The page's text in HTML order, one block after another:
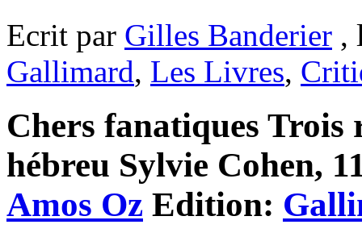
Ecrit par Gilles Banderier ,
Gallimard, Les Livres,
Chers fanatiques Trois
hébreu Sylvie Cohen,
Amos Oz Edition: